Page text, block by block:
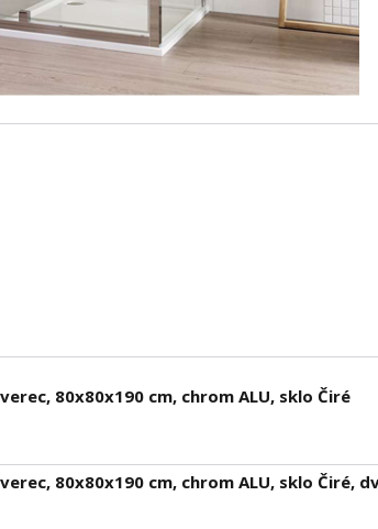
80x80x190 cm, chrom ALU, sklo Čiré
80x80x190 cm, chrom ALU, sklo Čiré,